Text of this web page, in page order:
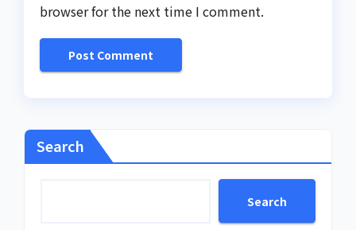
browser for the next time I comment.
Search
Search